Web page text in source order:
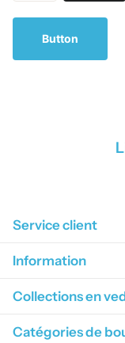
Button
Service client
Information
Collections en
Catégories de